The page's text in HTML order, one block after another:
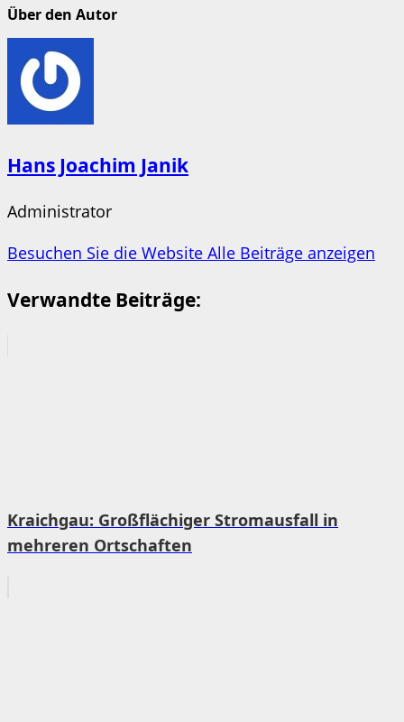
Über den Autor
Hans Joachim Janik
Administrator
Besuchen Sie die Website Alle Beiträge anzeigen
Verwandte Beiträge:
Kraichgau: Großflächiger Stromausfall in
mehreren Ortschaften